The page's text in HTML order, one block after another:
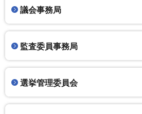
議会事務局
監査委員事務局
選挙管理委員会